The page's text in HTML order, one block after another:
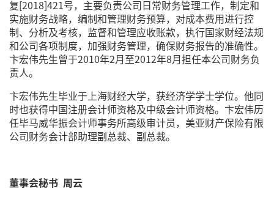
复[2018]421号，主要负责公司日常财务管理工作，制定和
实施财务战略，编制和管理财务预算，对成本费用进行控
制、分析及考核，监督和管理应收账款，执行国家财经法规
和公司各项制度，加强财务管理，确保财务报告的准确性。
卞宏伟先生曾于2010年2月至2012年8月担任本公司财务负
责人。
卞宏伟先生毕业于上海财经大学，获经济学学士学位。他同
时也获得中国注册会计师资格及中级会计师资格。卞宏伟历
任毕马威华振会计师事务所高级审计员，美亚财产保险有限
公司财务会计部助理副总裁、副总裁。
董事会秘书 周云